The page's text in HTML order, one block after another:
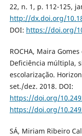
22, n. 1, p. 112-125,
http://dx.doi.org/
DOI: https://doi.org/
ROCHA, Maira
Deficiência múltipla,
escolarização.
set./dez. 2018. DOI:
https://doi.org/
https://doi.org/
SÁ, Miriam Ribeiro